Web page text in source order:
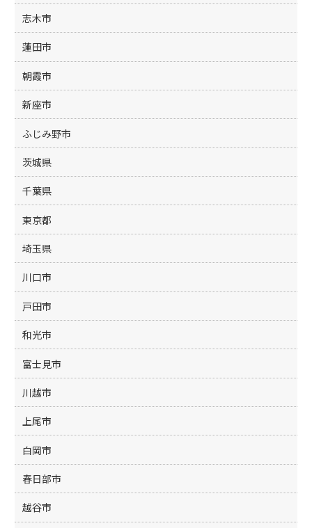
志木市
蓮田市
朝霞市
新座市
ふじみ野市
茨城県
千葉県
東京都
埼玉県
川口市
戸田市
和光市
富士見市
川越市
上尾市
白岡市
春日部市
越谷市